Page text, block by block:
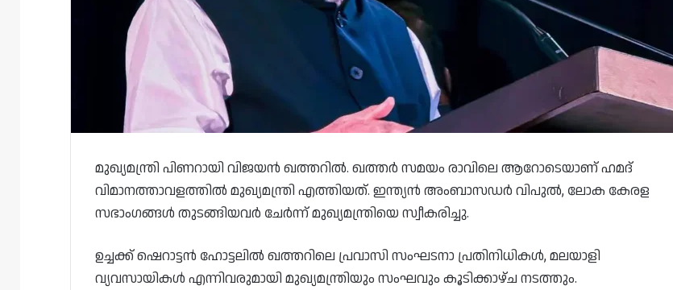
മുഖ്യമന്ത്രി പിണറായി വിജയൻ ഖത്തറിൽ. ഖത്തർ സമയം രാവിലെ ആറോടെയാണ് ഹമദ്
വിമാനത്താവളത്തിൽ മുഖ്യമന്ത്രി എത്തിയത്. ഇന്ത്യന്‍ അംബാസഡര്‍ വിപുല്‍, ലോക കേരള
സഭാംഗങ്ങള്‍ തുടങ്ങിയവര്‍ ചേര്‍ന്ന് മുഖ്യമന്ത്രിയെ സ്വീകരിച്ചു.
ഉച്ചക്ക് ഷെറാട്ടൻ ഹോട്ടലിൽ ഖത്തറിലെ പ്രവാസി സംഘടനാ പ്രതിനിധികള്‍, മലയാളി
വ്യവസായികള്‍ എന്നിവരുമായി മുഖ്യമന്ത്രിയും സംഘവും കൂടിക്കാഴ്ച നടത്തും.